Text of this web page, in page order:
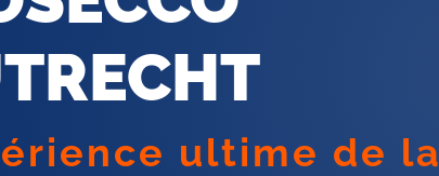
ultime de la